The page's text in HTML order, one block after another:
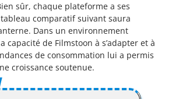
sûr, chaque plateforme a ses
comparatif suivant saura
Dans un environnement
capacité de Filmstoon à s’adapter et à
de consommation lui a permis
croissance soutenue.